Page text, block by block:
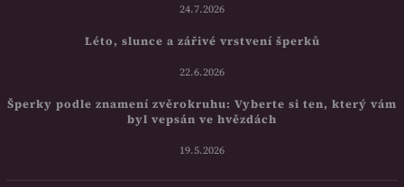
24.7.2026
Léto, slunce a zářivé vrstvení šperků
22.6.2026
Šperky podle znamení zvěrokruhu: Vyberte si ten, který vám
byl vepsán ve hvězdách
19.5.2026